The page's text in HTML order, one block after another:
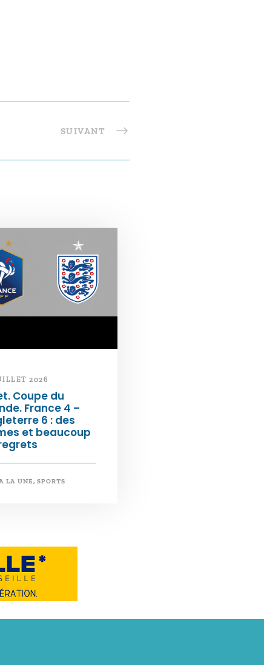
SUIVANT
2026
Coupe du
France 4 –
6 : des
et beaucoup
LA UNE, SPORTS